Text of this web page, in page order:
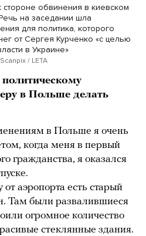
обвинения в киевском
на заседании шла
для политика, которого
от Сергея Курченко «с целью
в Украине»
/ LETA
в Польше делать
в Польше я очень
когда меня в первый
гражданства, я оказался
аэропорта есть старый
Там были развалившиеся
огромное количество
стеклянные здания.